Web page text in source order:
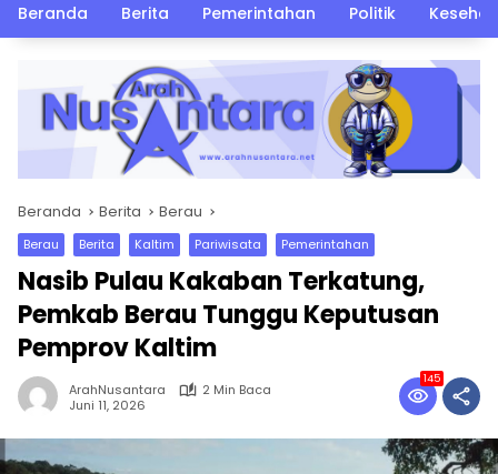
Beranda Berita Pemerintahan Politik
Beranda Berita Berau
Berau Berita Kaltim Pariwisata Pemerintahan
Nasib Pulau Kakaban Terkatung,
Pemkab Berau Tunggu Keputusan
Pemprov Kaltim
ArahNusantara
2 Min Baca
Juni 11, 2026
145